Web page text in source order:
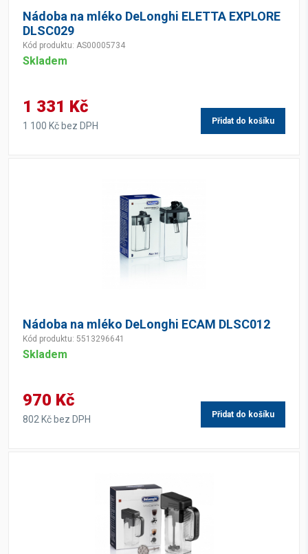
Nádoba na mléko DeLonghi ELETTA EXPLORE
DLSC029
Kód produktu: AS00005734
Skladem
1 331 Kč
1 100 Kč bez DPH Přidat do košíku
Nádoba na mléko DeLonghi ECAM DLSC012
Kód produktu: 5513296641
Skladem
970 Kč
802 Kč bez DPH Přidat do košíku